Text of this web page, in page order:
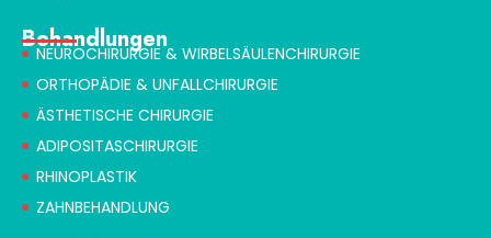
Behandlungen
NEUROCHIRURGIE & WIRBELSÄULENCHIRURGIE
ORTHOPÄDIE & UNFALLCHIRURGIE
ÄSTHETISCHE CHIRURGIE
ADIPOSITASCHIRURGIE
RHINOPLASTIK
ZAHNBEHANDLUNG